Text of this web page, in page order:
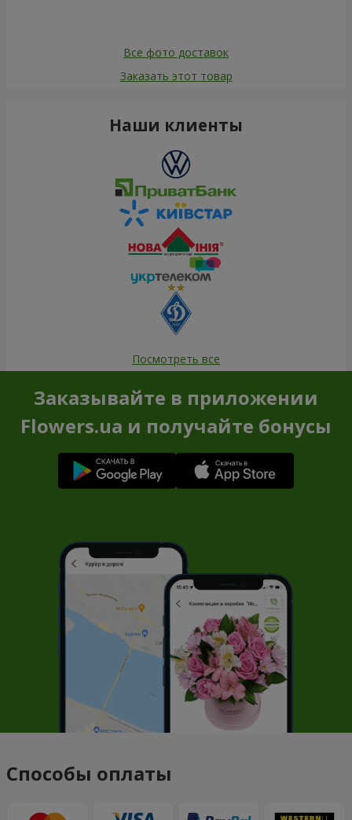
Все фото доставок
Заказать этот товар
Наши клиенты
Посмотреть все
Заказывайте в приложении
Flowers.ua и получайте бонусы
Способы оплаты